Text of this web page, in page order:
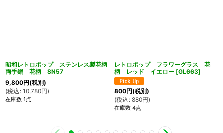
昭和レトロポップ ステンレス製花柄
両手鍋 花柄 SN57
9,800円(税別)
(税込 : 10,780円)
在庫数 1点
レトロポップ フラワーグラス 花
柄 レッド イエロー [GL663]
800円(税別)
(税込 : 880円)
在庫数 4点